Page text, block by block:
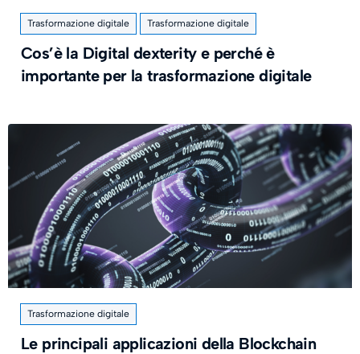
Trasformazione digitale Trasformazione digitale
Cos’è la Digital dexterity e perché è
importante per la trasformazione digitale
Trasformazione digitale
Le principali applicazioni della Blockchain